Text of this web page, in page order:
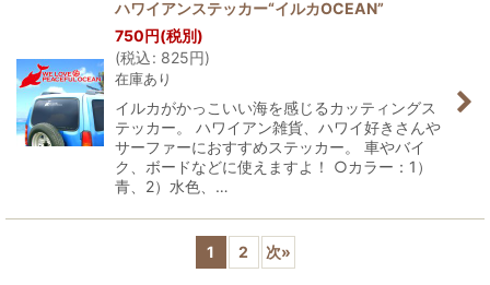
ハワイアンステッカー“イルカOCEAN”
750円(税別)
(税込: 825円)
在庫あり
イルカがかっこいい海を感じるカッティングス
テッカー。 ハワイアン雑貨、ハワイ好きさんや
サーファーにおすすめステッカー。 車やバイ
ク、ボードなどに使えますよ！ ○カラー：1）
青、2）水色、…
1 2 次»